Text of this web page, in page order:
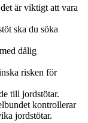
är viktigt att vara
ska du söka
dålig
risken för
till jordstötar.
kontrollerar
jordstötar.